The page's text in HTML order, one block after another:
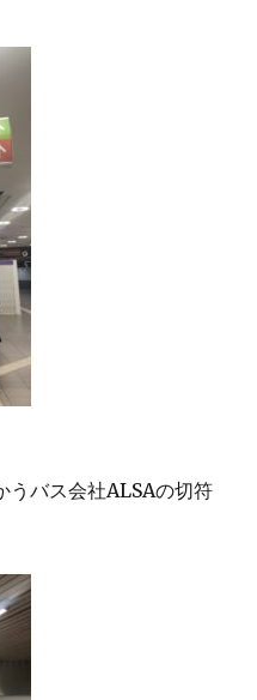
うバス会社ALSAの切符